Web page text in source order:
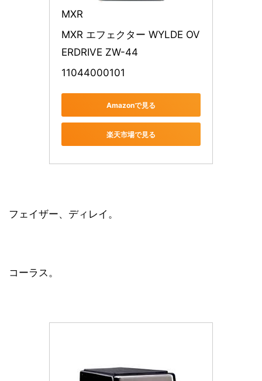
MXR
MXR エフェクター WYLDE OV
ERDRIVE ZW-44
11044000101
Amazonで見る
楽天市場で見る
フェイザー、ディレイ。
コーラス。